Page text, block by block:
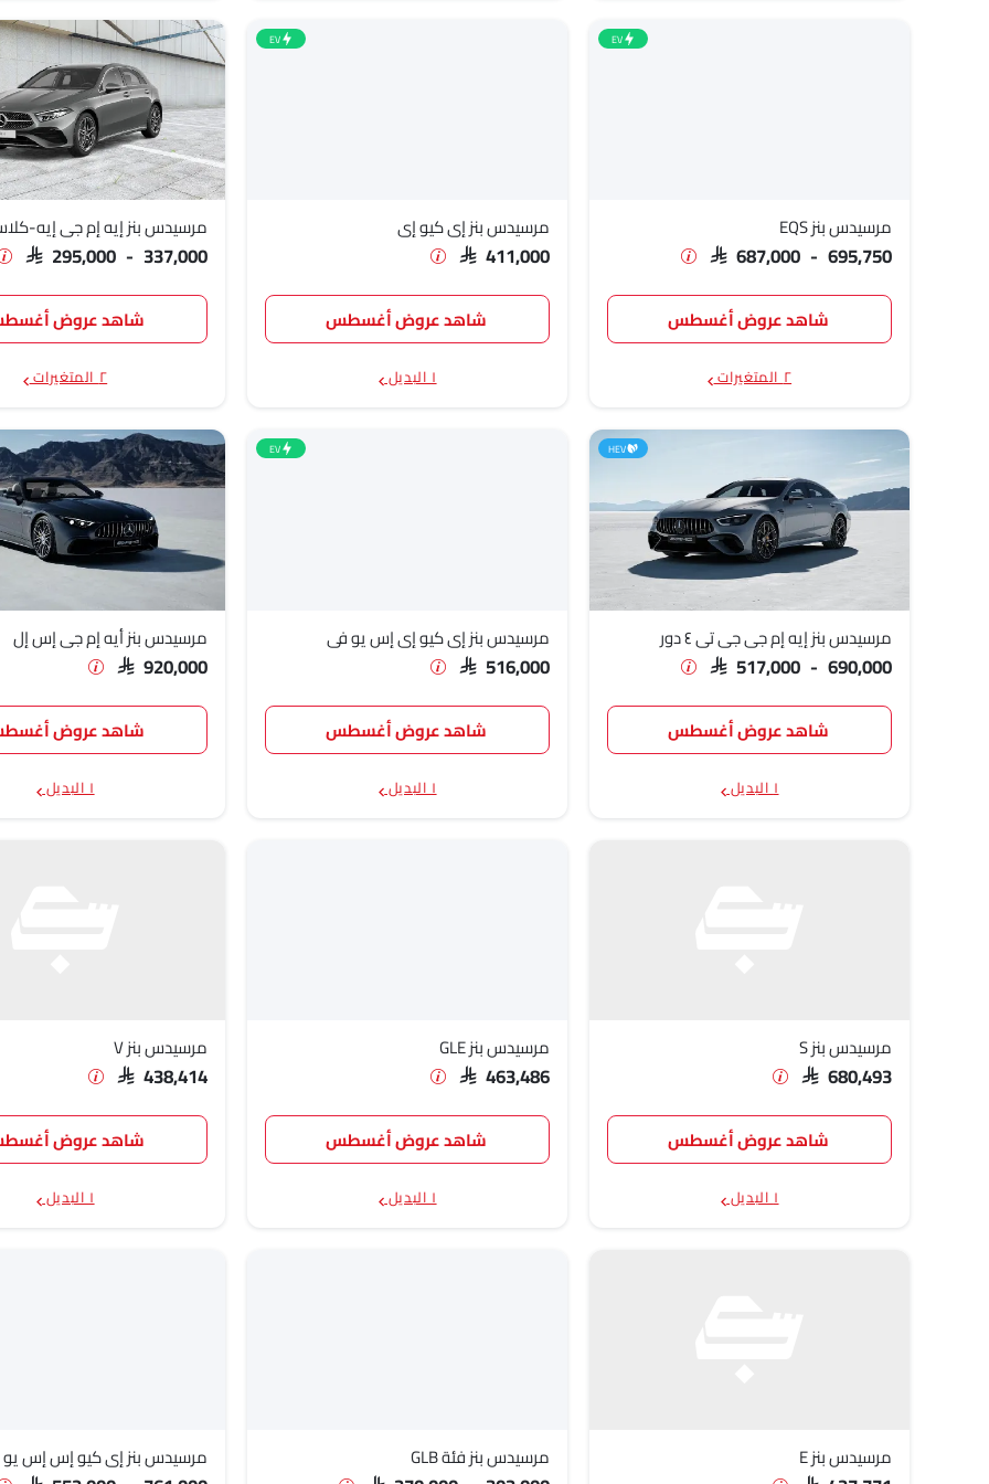
SAR 354,783 - 420,000EV
مرسيدس بنز EQS
SAR 687,000 - 695,750
شاهد عروض أغسطس
٢ المتغيرات
EV
مرسيدس بنز إي كيو إي
SAR 411,000
شاهد عروض أغسطس
١ البديل
مرسيدس بنز إيه إم جي إيه-
SAR 295,000 - 337,000
شاهد عروض
٢ المتغيرات
HEV
مرسيدس بنز إيه إم جي جي تي ٤ دور
SAR 517,000 - 690,000
شاهد عروض أغسطس
١ البديل
EV
مرسيدس بنز إي كيو إي إس يو في
SAR 516,000
شاهد عروض أغسطس
١ البديل
مرسيدس بنز أيه إم جي إس إل
SAR 920,000
شاهد عروض
١ البديل
مرسيدس بنز S
SAR 680,493
شاهد عروض أغسطس
١ البديل
مرسيدس بنز GLE
SAR 463,486
شاهد عروض أغسطس
١ البديل
مرسيدس بنز V
SAR 438,414
شاهد عروض
١ البديل
مرسيدس بنز E مرسيدس بنز فئة GLB مرسيدس بنز إي كيو إس إس